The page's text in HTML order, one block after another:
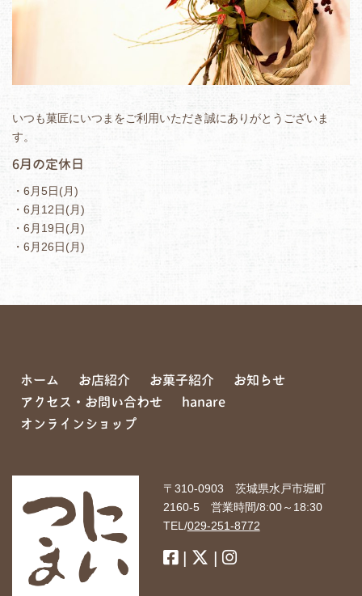
いつも菓匠にいつまをご利用いただき誠にありがとうございま
す。
6月の定休日
・6月5日(月)
・6月12日(月)
・6月19日(月)
・6月26日(月)
ホーム お店紹介 お菓子紹介
お知らせ
アクセス・お問い合わせ
hanare
オンラインショップ
〒310-0903 茨城県水戸市堀町
2160-5 営業時間/8:00～18:30
TEL/029-251-8772
| |